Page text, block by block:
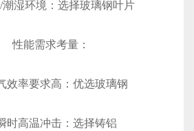
环境：选择玻璃钢叶片
能需求考量‌：
率要求高：优选玻璃钢
高温冲击：选择铸铝